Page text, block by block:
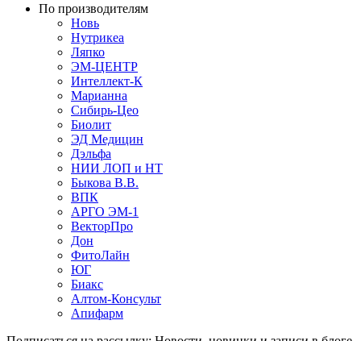
По производителям
Новь
Нутрикеа
Ляпко
ЭМ-ЦЕНТР
Интеллект-К
Марианна
Сибирь-Цео
Биолит
ЭД Медицин
Дэльфа
НИИ ЛОП и НТ
Быкова В.В.
ВПК
АРГО ЭМ-1
ВекторПро
Дон
ФитоЛайн
ЮГ
Биакс
Алтом-Консульт
Апифарм